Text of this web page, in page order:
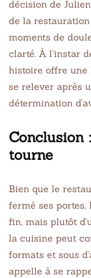
décision de
de la
moments de
clarté. À l’instar
histoire offre une
se relever après
détermination
Conclusion
tourne
Bien que le
fermé ses portes,
fin, mais plutôt
la cuisine peut
formats et sous
appelle à se